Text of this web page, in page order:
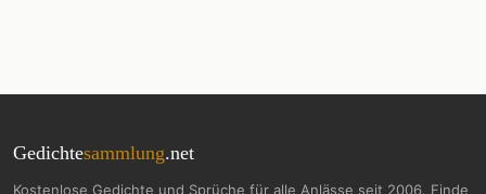
Gedichtesammlung.net
Kostenlose Gedichte und Sprüche für alle Anlässe seit 2006. Finde